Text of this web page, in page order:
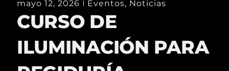
mayo 12, 2026 Eventos, Noticias
CURSO DE
ILUMINACIÓN PARA